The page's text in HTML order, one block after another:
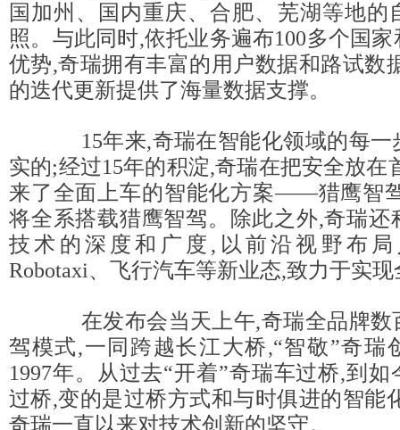
国加州、国内重庆、合肥、芜湖等地的
照。与此同时,依托业务遍布100多个国
优势,奇瑞拥有丰富的用户数据和路试数
的迭代更新提供了海量数据支撑。
15年来,奇瑞在智能化领域的每一
实的;经过15年的积淀,奇瑞在把安全放在
来了全面上车的智能化方案——猎鹰智
将全系搭载猎鹰智驾。除此之外,奇瑞还
技术的深度和广度,以前沿视野布
Robotaxi、飞行汽车等新业态,致力于实
在发布会当天上午,奇瑞全品牌数
驾模式,一同跨越长江大桥,“智敬”奇
1997年。从过去“开着”奇瑞车过桥,到如
过桥,变的是过桥方式和与时俱进的智能
奇瑞一直以来对技术创新的坚守。